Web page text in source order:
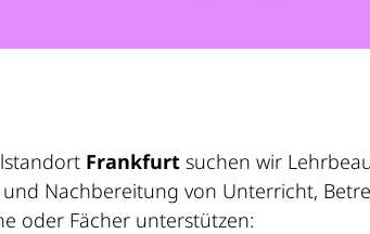
Frankfurt suchen wir
Nachbereitung von Unterricht,
oder Fächer unterstützen: